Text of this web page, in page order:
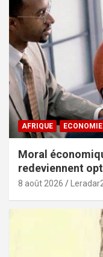
AFRIQUE ECONOMIE
Moral
redeviennent
poignée de pays
8 août 2026